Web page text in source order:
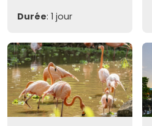
Durée: 1 jour